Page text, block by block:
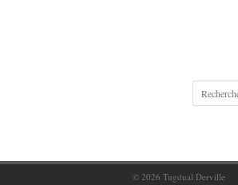
Recherche
© 2026 Tugdual Derville